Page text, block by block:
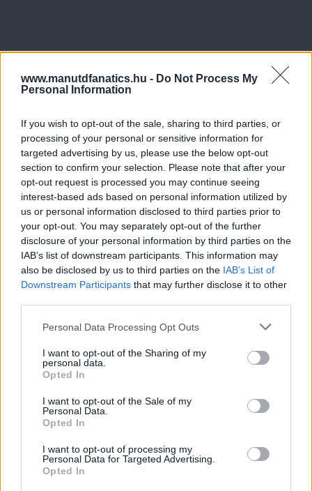
www.manutdfanatics.hu - Do Not Process My
Personal Information
If you wish to opt-out of the sale, sharing to third parties, or
processing of your personal or sensitive information for
targeted advertising by us, please use the below opt-out
section to confirm your selection. Please note that after your
opt-out request is processed you may continue seeing
interest-based ads based on personal information utilized by
us or personal information disclosed to third parties prior to
your opt-out. You may separately opt-out of the further
disclosure of your personal information by third parties on the
IAB’s list of downstream participants. This information may
also be disclosed by us to third parties on the IAB’s List of
Downstream Participants that may further disclose it to other
Please note that this website/app uses one or more Google
not limited to your visit or usage behaviour. You may click to
grant or deny consent to Google and its third-party tags to
use your data for below specified purposes in below Google
consent section.
Personal Data Processing Opt Outs
I want to opt-out of the Sharing of my
personal data.
Opted In
I want to opt-out of the Sale of my
Personal Data.
Opted In
I want to opt-out of processing my
Personal Data for Targeted Advertising.
Opted In
Meccs Center
Paris Saint-Germainvs
Manchester United
Felkészülési szezon 4. mérkőzés
Nya Ullevi, Göteborg
2026-08-08 17:00
Leeds Unitedvs Manchester United2026-08-12 20:30
AC MilanvsManchester United
ELŐZŐ MÉRKŐZÉSEK
Támogatás